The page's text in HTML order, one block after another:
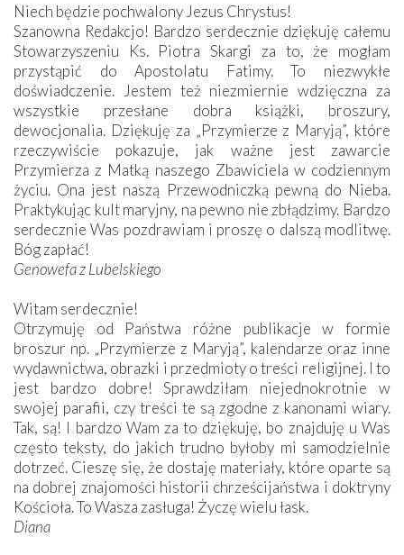
Niech będzie pochwalony Jezus Chrystus!
Szanowna Redakcjo! Bardzo serdecznie dziękuję całemu
Stowarzyszeniu Ks. Piotra Skargi za to, że mogłam
przystąpić do Apostolatu Fatimy. To niezwykłe
doświadczenie. Jestem też niezmiernie wdzięczna za
wszystkie przesłane dobra książki, broszury,
dewocjonalia. Dziękuję za „Przymierze z Maryją”, które
rzeczywiście pokazuje, jak ważne jest zawarcie
Przymierza z Matką naszego Zbawiciela w codziennym
życiu. Ona jest naszą Przewodniczką pewną do Nieba.
Praktykując kult maryjny, na pewno nie zbłądzimy. Bardzo
serdecznie Was pozdrawiam i proszę o dalszą modlitwę.
Bóg zapłać!
Genowefa z Lubelskiego
Witam serdecznie!
Otrzymuję od Państwa różne publikacje w formie
broszur np. „Przymierze z Maryją”, kalendarze oraz inne
wydawnictwa, obrazki i przedmioty o treści religijnej. I to
jest bardzo dobre! Sprawdziłam niejednokrotnie w
swojej parafii, czy treści te są zgodne z kanonami wiary.
Tak, są! I bardzo Wam za to dziękuję, bo znajduję u Was
często teksty, do jakich trudno byłoby mi samodzielnie
dotrzeć. Cieszę się, że dostaję materiały, które oparte są
na dobrej znajomości historii chrześcijaństwa i doktryny
Kościoła. To Wasza zasługa! Życzę wielu łask.
Diana